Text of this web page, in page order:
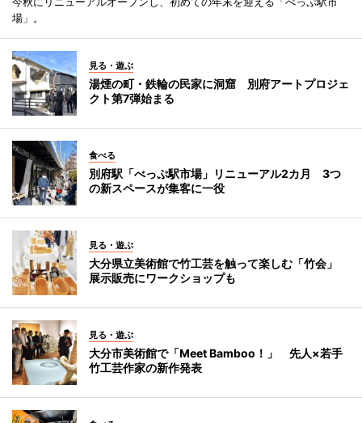
場」。
見る・遊ぶ
湯煙の町・鉄輪の民家に洞窟 別府アートプロジェ
クト第7弾始まる
食べる
別府駅「べっぷ駅市場」リニューアル2カ月 3つ
の新スペースが集客に一役
見る・遊ぶ
大分県立美術館で竹工芸を触って楽しむ「竹会」
展示販売にワークショップも
見る・遊ぶ
大分市美術館で「Meet Bamboo！」 先人×若手
竹工芸作家の新作発表